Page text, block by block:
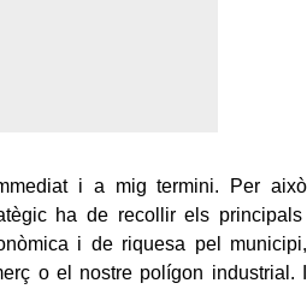
i a mig termini. Per això
ha de recollir els principals
i de riquesa pel municipi,
o el nostre polígon industrial. I